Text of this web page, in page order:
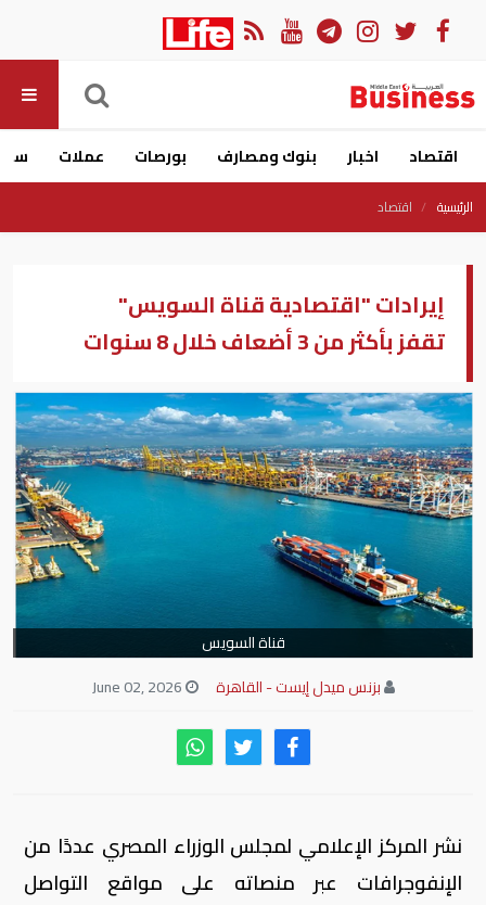
اقتصاد اخبار بنوك ومصارف بورصات عملات
الرئيسية اقتصاد
إيرادات "اقتصادية قناة السويس"
تقفز بأكثر من 3 أضعاف خلال 8 سنوات
قناة السويس
بزنس ميدل إيست - القاهرة
نشر المركز الإعلامي لمجلس الوزراء المصري عددًا من
الإنفوجرافات عبر منصاته على مواقع التواصل